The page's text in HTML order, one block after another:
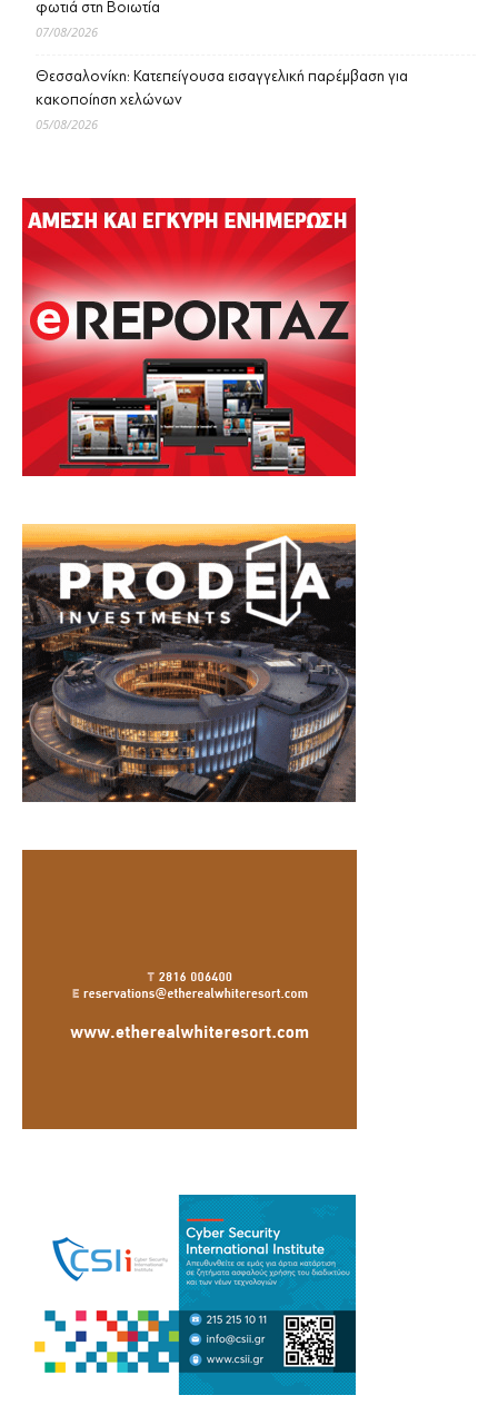
φωτιά στη Βοιωτία
07/08/2026
Θεσσαλονίκη: Κατεπείγουσα εισαγγελική παρέμβαση για
κακοποίηση χελώνων
05/08/2026